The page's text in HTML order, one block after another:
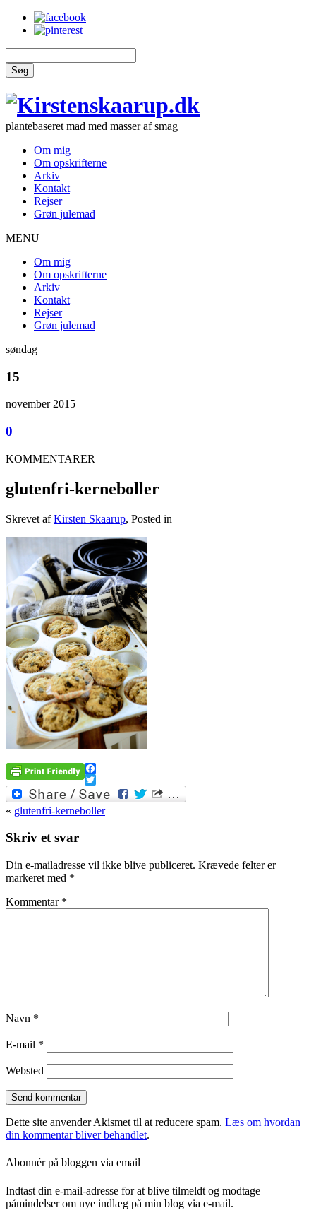
Søg
plantebaseret mad med masser af smag
Om mig
Om opskrifterne
Arkiv
Kontakt
Rejser
Grøn julemad
MENU
Om mig
Om opskrifterne
Arkiv
Kontakt
Rejser
Grøn julemad
søndag
15
november 2015
0
KOMMENTARER
glutenfri-kerneboller
Skrevet afKirsten Skaarup, Posted in
Facebook
Twitter
« glutenfri-kerneboller
Skriv et svar
Din e-mailadresse vil ikke blive publiceret. Krævede felter er
markeret med *
Kommentar *
Navn *
E-mail *
Websted
Dette site anvender Akismet til at reducere spam. Læs om hvordan
din kommentar bliver behandlet.
Abonnér på bloggen via email
Indtast din e-mail-adresse for at blive tilmeldt og modtage
påmindelser om nye indlæg på min blog via e-mail.